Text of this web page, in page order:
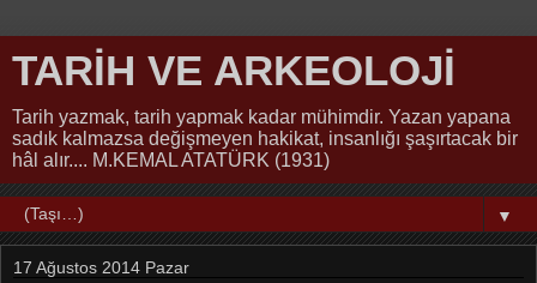
TARİH VE ARKEOLOJİ
Tarih yazmak, tarih yapmak kadar mühimdir. Yazan yapana
sadık kalmazsa değişmeyen hakikat, insanlığı şaşırtacak bir
hâl alır.... M.KEMAL ATATÜRK (1931)
▼
17 Ağustos 2014 Pazar